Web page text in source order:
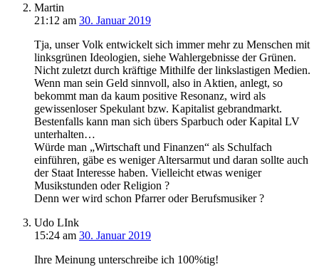
Martin
21:12 am 30. Januar 2019
Tja, unser Volk entwickelt sich immer mehr zu Menschen mit
linksgrünen Ideologien, siehe Wahlergebnisse der Grünen.
Nicht zuletzt durch kräftige Mithilfe der linkslastigen Medien.
Wenn man sein Geld sinnvoll, also in Aktien, anlegt, so
bekommt man da kaum positive Resonanz, wird als
gewissenloser Spekulant bzw. Kapitalist gebrandmarkt.
Bestenfalls kann man sich übers Sparbuch oder Kapital LV
unterhalten…
Würde man „Wirtschaft und Finanzen“ als Schulfach
einführen, gäbe es weniger Altersarmut und daran sollte auch
der Staat Interesse haben. Vielleicht etwas weniger
Musikstunden oder Religion ?
Denn wer wird schon Pfarrer oder Berufsmusiker ?
Udo LInk
15:24 am 30. Januar 2019
Ihre Meinung unterschreibe ich 100%tig!